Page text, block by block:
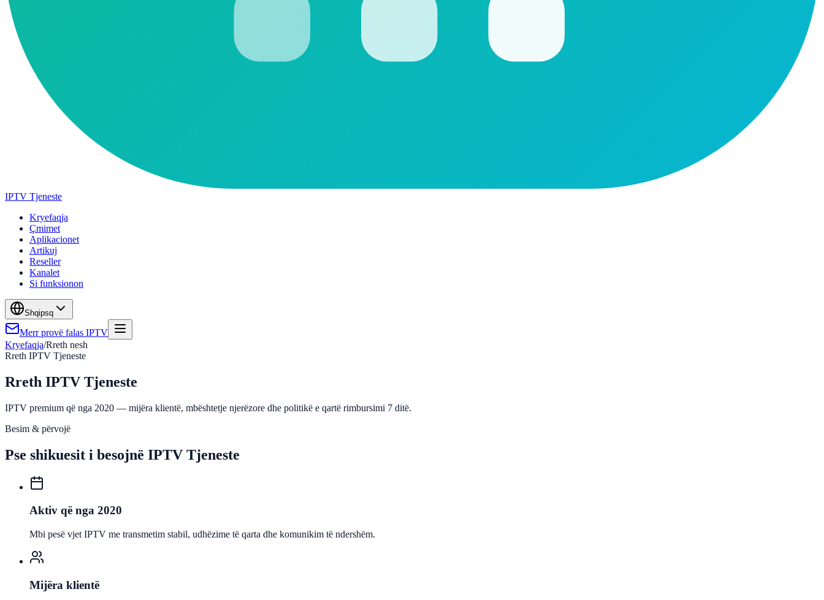
IPTV Tjeneste
Kryefaqja
Çmimet
Aplikacionet
Artikuj
Reseller
Kanalet
Si funksionon
Shqipsq
Merr provë falas IPTV
Kryefaqja/Rreth nesh
Rreth IPTV Tjeneste
Rreth IPTV Tjeneste
IPTV premium që nga 2020 — mijëra klientë, mbështetje njerëzore dhe politikë e qartë rimbursimi 7 ditë.
Besim & përvojë
Pse shikuesit i besojnë IPTV Tjeneste
Aktiv që nga 2020
Mbi pesë vjet IPTV me transmetim stabil, udhëzime të qarta dhe komunikim të ndershëm.
Mijëra klientë